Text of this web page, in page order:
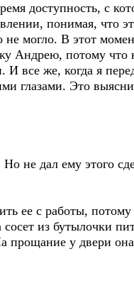
доступность, с
понимая, что
могло. В этот
Андрею, потому что
все же, когда я
глазами. Это
не дал ему этого
ее с работы,
из бутылочки
прощание у двери